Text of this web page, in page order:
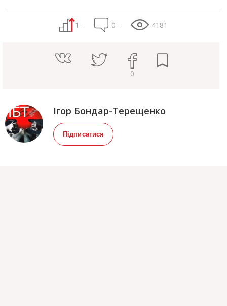
1 0 4181
0
Ігор Бондар-Терещенко
Підписатися